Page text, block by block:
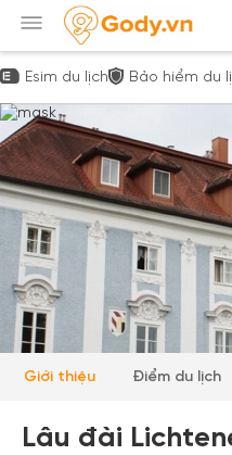
Esim du lịch Bảo hiểm du
Giới thiệu Điểm du lịch
Lâu đài